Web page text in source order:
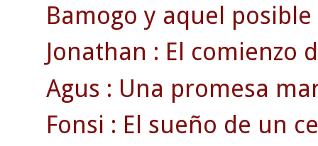
Bamogo y aquel
Jonathan : El comienzo
Agus : Una promesa
Fonsi : El sueño de un